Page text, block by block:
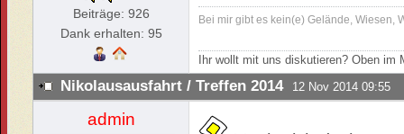
Beiträge: 926
Dank erhalten: 95
Bei mir gibt es kein(e) Gelände, Wiesen,
Ihr wollt mit uns diskutieren? Oben
Nikolausausfahrt / Treffen 2014 12 Nov 2014 09:55
admin